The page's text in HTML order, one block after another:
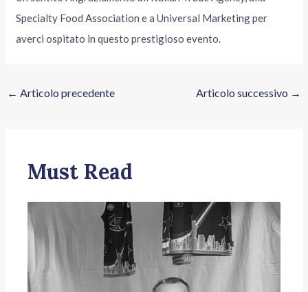
Specialty Food Association e a Universal Marketing per
averci ospitato in questo prestigioso evento.
← Articolo precedente Articolo successivo →
Must Read